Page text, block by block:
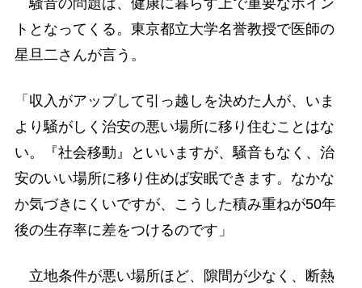
トとなってくる。東京都立大学名誉教授で医師の
星旦二さんが言う。
「収入がアップして引っ越しを決めた人が、いま
より騒がしく治安の悪い場所に移り住むことはな
い。『社会移動』といいますが、騒音もなく、治
安のいい場所に移り住めば安眠できます。なかな
か気づきにくいですが、こうした積み重ねが50年
後の生存率に差をつけるのです」
立地条件が悪い場所ほど、隙間が少なく、断熱